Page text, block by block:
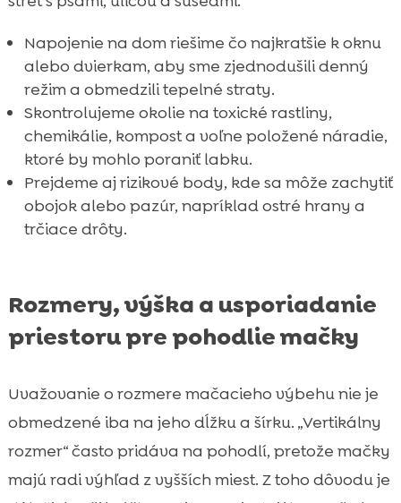
Napojenie na dom riešime čo najkratšie k oknu
alebo dvierkam, aby sme zjednodušili denný
režim a obmedzili tepelné straty.
Skontrolujeme okolie na toxické rastliny,
chemikálie, kompost a voľne položené náradie,
ktoré by mohlo poraniť labku.
Prejdeme aj rizikové body, kde sa môže zachytiť
obojok alebo pazúr, napríklad ostré hrany a
trčiace drôty.
Rozmery, výška a usporiadanie
priestoru pre pohodlie mačky
Uvažovanie o rozmere mačacieho výbehu nie je
obmedzené iba na jeho dĺžku a šírku. „Vertikálny
rozmer“ často pridáva na pohodlí, pretože mačky
majú radi výhľad z vyšších miest. Z toho dôvodu je